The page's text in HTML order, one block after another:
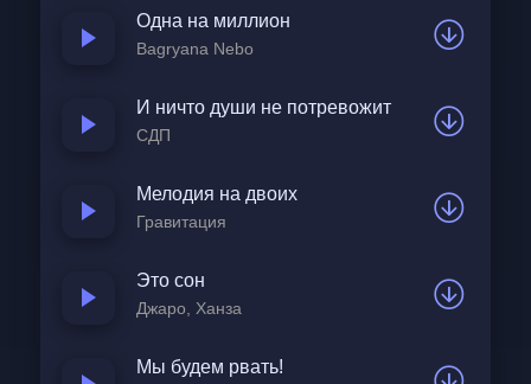
Одна на миллион
Bagryana Nebo
И ничто души не потревожит
СДП
Мелодия на двоих
Гравитация
Это сон
Джаро, Ханза
Мы будем рвать!